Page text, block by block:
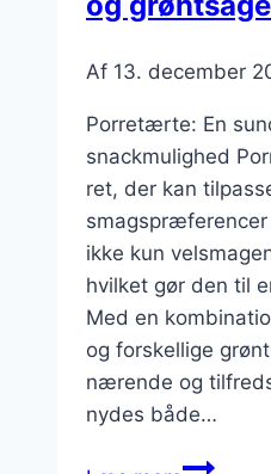
Af 13. december
Porretærte: En
snackmulighed
ret, der kan
ikke kun
hvilket gør den til
Med en
og forskellige
nærende og
nydes både…